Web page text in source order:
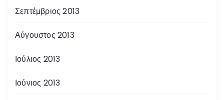
Σεπτέμβριος 2013
Αύγουστος 2013
Ιούλιος 2013
Ιούνιος 2013